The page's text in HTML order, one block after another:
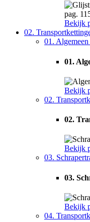
pag.
Bekijk
02.
01.
01.
Bekijk
02.
02.
Bekijk
03.
03.
Bekijk
04.